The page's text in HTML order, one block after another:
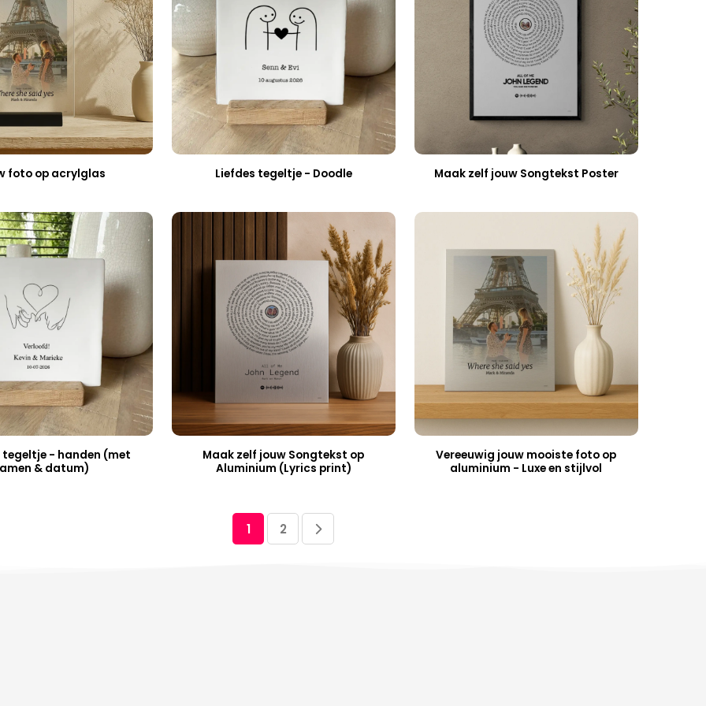
foto op acrylglas Liefdes tegeltje - Doodle Maak zelf jouw Songtekst Poster
- handen (met
& datum)
Maak zelf jouw Songtekst op
Aluminium (Lyrics print)
Vereeuwig jouw mooiste foto op
aluminium - Luxe en stijlvol
1 2